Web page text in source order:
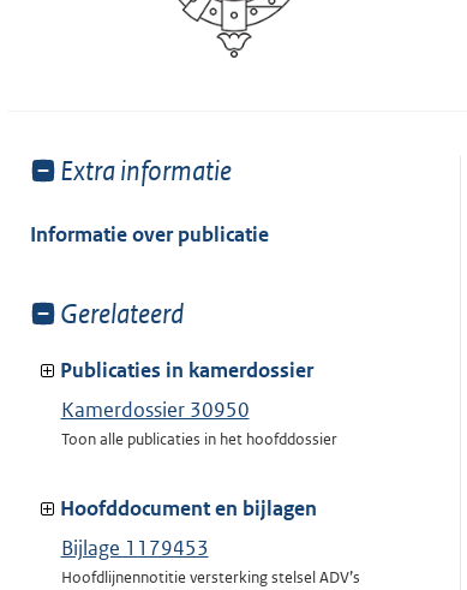
Toon
van:
Extra informatie
Informatie over publicatie
Toon
van:
Gerelateerd
Publicaties in kamerdossier
Kamerdossier 30950
Toon alle publicaties in het hoofddossier
Hoofddocument en bijlagen
Bijlage 1179453
Hoofdlijnennotitie versterking stelsel ADV’s